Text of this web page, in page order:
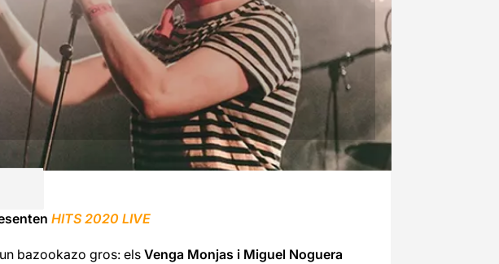
HITS 2020 LIVE
bazookazo gros: els Venga Monjas i Miguel Noguera